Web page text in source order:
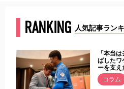
RANKING 人気記事ラン
「本当
ばした
ーを支え
コラム